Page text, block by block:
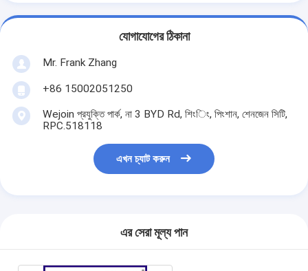
খবর
এখন চ্যাট করুন
যোগাযোগের ঠিকানা
Mr. Frank Zhang
+86 15002051250
Wejoin প্রযুক্তি পার্ক, না 3 BYD Rd, শিংিং, পিংশান, শেনজেন সিটি,
RPC.518118
এখন চ্যাট করুন
এর সেরা মূল্য পান